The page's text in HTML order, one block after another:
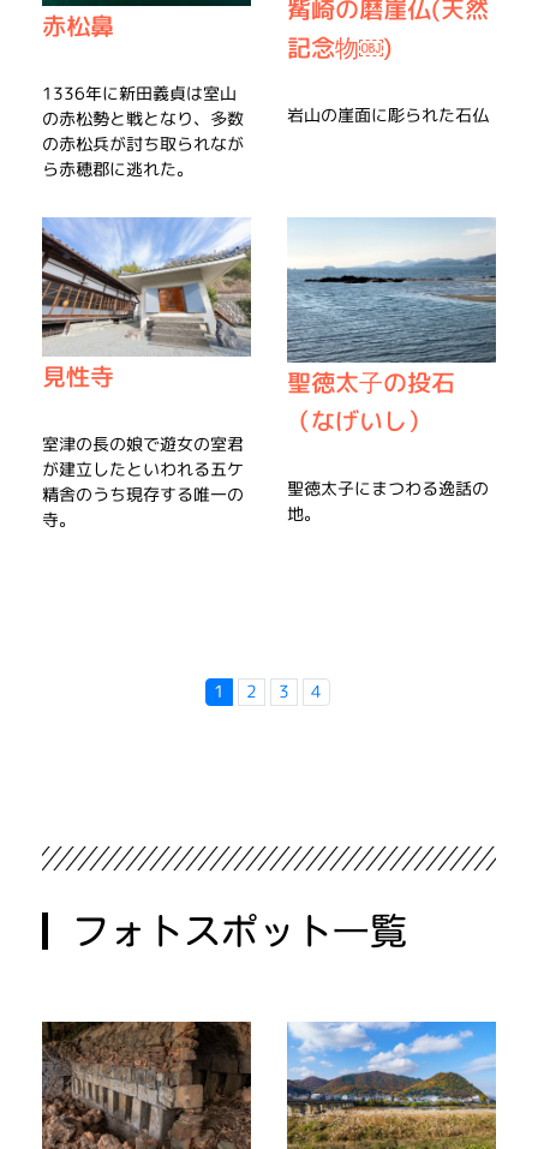
赤松鼻
1336年に新田義貞は室山
の赤松勢と戦となり、多数
の赤松兵が討ち取られなが
ら赤穂郡に逃れた。
觜崎の磨崖仏(天然
記念物￼)
岩山の崖面に彫られた石仏
見性寺
室津の長の娘で遊女の室君
が建立したといわれる五ケ
精舎のうち現存する唯一の
寺。
聖徳太子の投石
（なげいし）
聖徳太子にまつわる逸話の
地。
1 2 3 4
フォトスポット一覧